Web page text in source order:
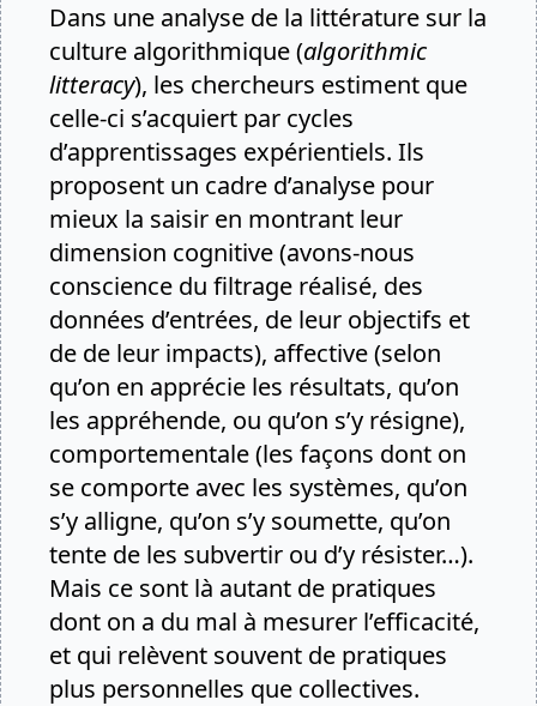
Dans une analyse de la littérature sur la
culture algorithmique (algorithmic
litteracy), les chercheurs estiment que
celle-ci s’acquiert par cycles
d’apprentissages expérientiels. Ils
proposent un cadre d’analyse pour
mieux la saisir en montrant leur
dimension cognitive (avons-nous
conscience du filtrage réalisé, des
données d’entrées, de leur objectifs et
de de leur impacts), affective (selon
qu’on en apprécie les résultats, qu’on
les appréhende, ou qu’on s’y résigne),
comportementale (les façons dont on
se comporte avec les systèmes, qu’on
s’y alligne, qu’on s’y soumette, qu’on
tente de les subvertir ou d’y résister…).
Mais ce sont là autant de pratiques
dont on a du mal à mesurer l’efficacité,
et qui relèvent souvent de pratiques
plus personnelles que collectives.